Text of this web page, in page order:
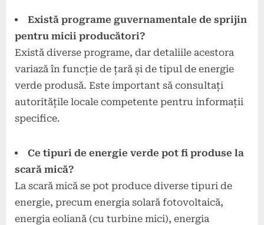
Există programe guvernamentale de sprijin
pentru micii producători?
Există diverse programe, dar detaliile acestora
variază în funcție de țară și de tipul de energie
verde produsă. Este important să consultați
autoritățile locale competente pentru informații
specifice.
Ce tipuri de energie verde pot fi produse la
scară mică?
La scară mică se pot produce diverse tipuri de
energie, precum energia solară fotovoltaică,
energia eoliană (cu turbine mici), energia